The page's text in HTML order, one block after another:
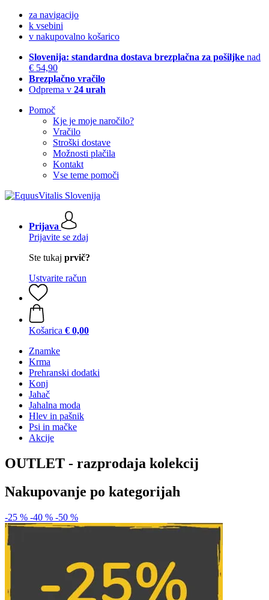
za navigacijo
k vsebini
v nakupovalno košarico
Slovenija: standardna dostava brezplačna za pošiljke nad
€ 54,90
Brezplačno vračilo
Odprema v 24 urah
Pomoč
Kje je moje naročilo?
Vračilo
Stroški dostave
Možnosti plačila
Kontakt
Vse teme pomoči
Prijava
Prijavite se zdaj
Ste tukaj prvič?
Ustvarite račun
Košarica € 0,00
Znamke
Krma
Prehranski dodatki
Konj
Jahač
Jahalna moda
Hlev in pašnik
Psi in mačke
Akcije
OUTLET - razprodaja kolekcij
Nakupovanje po kategorijah
-25 % -40 % -50 %